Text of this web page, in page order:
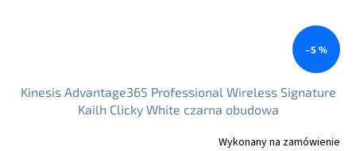
–5 %
Kinesis Advantage365 Professional Wireless Signature
Kailh Clicky White czarna obudowa
Wykonany na zamówienie